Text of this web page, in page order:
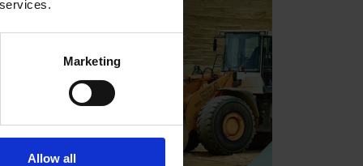
Marketing
Allow all